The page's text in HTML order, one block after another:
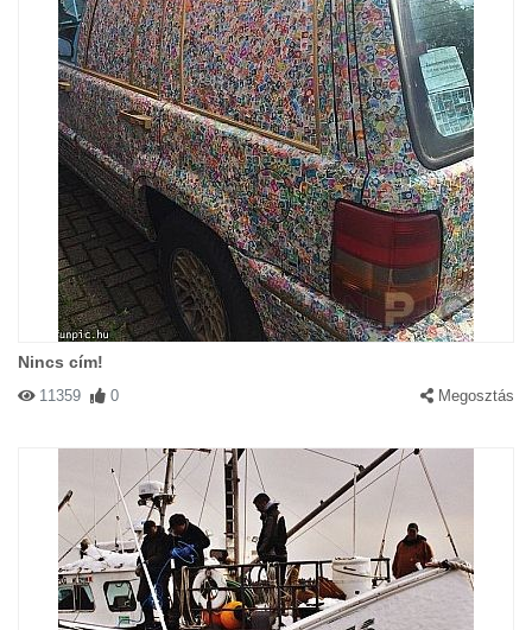
Nincs cím!
11359 0 Megosztás